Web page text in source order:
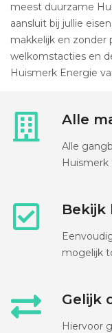
meest duurzame
aansluit bij jullie
makkelijk en zonder
welkomstacties en
Huismerk Energie
Alle
Alle
Huismerk
Bekijk
mogelijk
Gelijk
Hiervoor